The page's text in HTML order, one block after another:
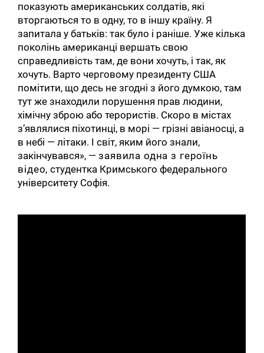
показують американських солдатів, які
вторгаються то в одну, то в іншу країну. Я
запитала у батьків: так було і раніше. Уже кілька
поколінь американці вершать свою
справедливість там, де вони хочуть, і так, як
хочуть. Варто черговому президенту США
помітити, що десь не згодні з його думкою, там
тут же знаходили порушення прав людини,
хімічну зброю або терористів. Скоро в містах
з’являлися піхотинці, в морі — грізні авіаносці, а
в небі — літаки. І світ, яким його знали,
закінчувався», —заявила одна з героїнь
відео, студентка Кримського федерального
університету Софія.